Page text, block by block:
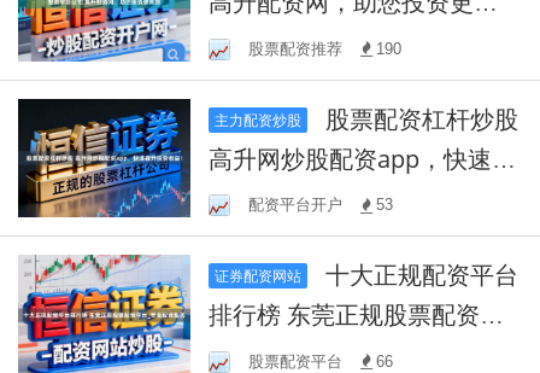
效
股票配资推荐 190
主力配资炒股
高升网炒股配资app，快速提
升投资收益！
配资平台开户 53
证券配资网站
十大正规配资平台
排行榜 东莞正规股票配资平
台_专业配资服务
股票配资平台 66